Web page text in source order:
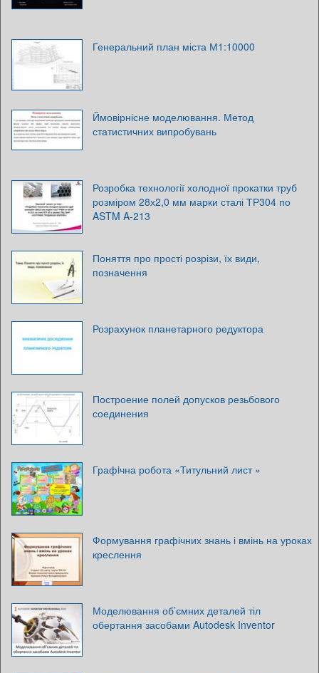
Генеральний план міста М1:10000
Ймовірнісне моделювання. Метод
статистичних випробувань
Розробка технології холодної прокатки труб
розміром 28х2,0 мм марки сталі ТР304 по
ASTM A-213
Поняття про прості розрізи, їх види,
позначення
Розрахунок планетарного редуктора
Построение полей допусков резьбового
соединения
Графiчна робота «Титульний лист »
Формування графічних знань і вмінь на уроках
креслення
Моделювання об’ємних деталей тіл
обертання засобами Autodesk Inventor